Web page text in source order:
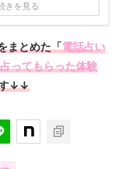
きを見る
まとめた「電話占い
占ってもらった体験
す↓↓